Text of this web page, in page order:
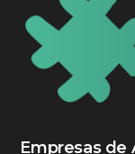
Empresas de